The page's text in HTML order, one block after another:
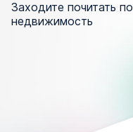
Заходите почитать
недвижимость